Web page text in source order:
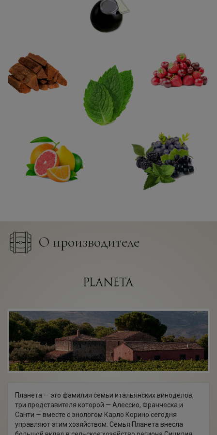
О производителе
Планета — это фамилия семьи итальянских виноделов,
три представителя которой — Алессио, Франческа и
Санти — вместе с энологом Карло Корино сегодня
управляют этим хозяйством. Семья Планета внесла